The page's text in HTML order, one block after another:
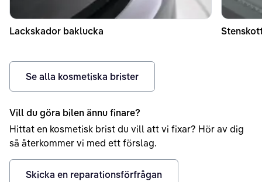
Lackskador baklucka
Se alla kosmetiska brister
Vill du göra bilen ännu finare?
Hittat en kosmetisk brist du vill att vi fixar? Hör av dig
så återkommer vi med ett förslag.
Skicka en reparationsförfrågan